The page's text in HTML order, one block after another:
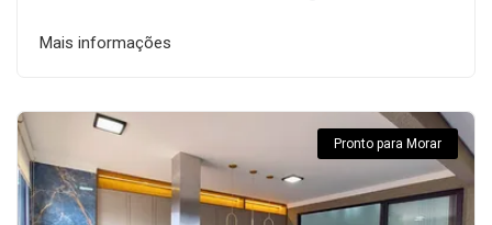
Mais informações
Pronto para Morar